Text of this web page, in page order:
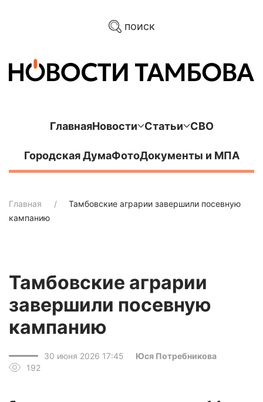
поиск
ГлавнаяНовости Статьи СВО
Городская ДумаФотоДокументы и МПА
Главная
Тамбовские аграрии завершили посевную
кампанию
Тамбовские аграрии
завершили посевную
кампанию
30 июня 2026 17:45
Юся Потребникова
192